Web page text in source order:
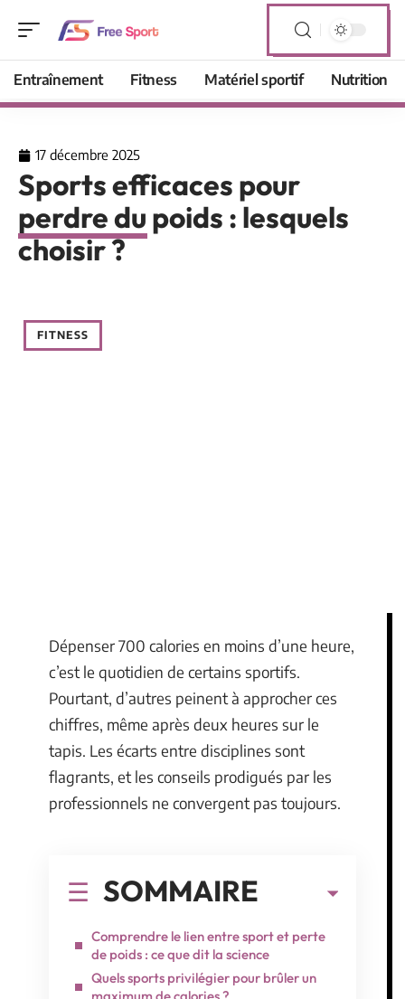
Entraînement Fitness Matériel sportif Nutrition
17 décembre 2025
Sports efficaces pour
perdre du poids : lesquels
choisir ?
FITNESS
Dépenser 700 calories en moins d’une heure,
c’est le quotidien de certains sportifs.
Pourtant, d’autres peinent à approcher ces
chiffres, même après deux heures sur le
tapis. Les écarts entre disciplines sont
flagrants, et les conseils prodigués par les
professionnels ne convergent pas toujours.
SOMMAIRE
Comprendre le lien entre sport et perte
de poids : ce que dit la science
Quels sports privilégier pour brûler un
maximum de calories ?